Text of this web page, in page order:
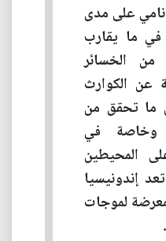
على مدى
في ما يقارب
الخسائر
عن الكوارث
ما تحقق من
وخاصة في
المحيطين
إندونيسيا
لموجات